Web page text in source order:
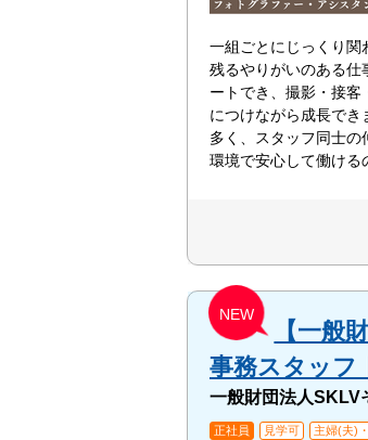
一組ごとにじっくり関
残るやりがいのある仕
ートでき、撮影・接
につけながら成長で
多く、スタッフ同士
環境で安心して働ける
NEW
【一般
事務スタッフ
一般財団法人SKLV
正社員 見学可 主婦(夫)